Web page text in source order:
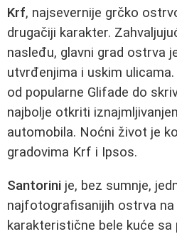
Krf, najsevernije grčko
drugačiji karakter.
nasleđu, glavni grad ostrva
utvrđenjima i uskim
od popularne Glifade do
najbolje otkriti
automobila. Noćni život je
gradovima Krf i Ipsos.
Santorini je, bez sumnje,
najfotografisanijih ostrva na
karakteristične bele kuće sa